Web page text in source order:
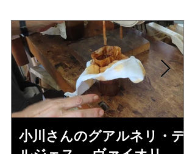
小川さんのグアルネリ・デ